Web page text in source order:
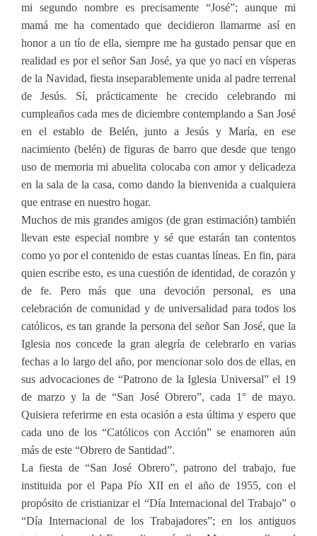
mi segundo nombre es precisamente “José”; aunque mi
mamá me ha comentado que decidieron llamarme así en
honor a un tío de ella, siempre me ha gustado pensar que en
realidad es por el señor San José, ya que yo nací en vísperas
de la Navidad, fiesta inseparablemente unida al padre terrenal
de Jesús. Sí, prácticamente he crecido celebrando mi
cumpleaños cada mes de diciembre contemplando a San José
en el establo de Belén, junto a Jesús y María, en ese
nacimiento (belén) de figuras de barro que desde que tengo
uso de memoria mi abuelita colocaba con amor y delicadeza
en la sala de la casa, como dando la bienvenida a cualquiera
que entrase en nuestro hogar.
Muchos de mis grandes amigos (de gran estimación) también
llevan este especial nombre y sé que estarán tan contentos
como yo por el contenido de estas cuantas líneas. En fin, para
quien escribe esto, es una cuestión de identidad, de corazón y
de fe. Pero más que una devoción personal, es una
celebración de comunidad y de universalidad para todos los
católicos, es tan grande la persona del señor San José, que la
Iglesia nos concede la gran alegría de celebrarlo en varias
fechas a lo largo del año, por mencionar solo dos de ellas, en
sus advocaciones de “Patrono de la Iglesia Universal” el 19
de marzo y la de “San José Obrero”, cada 1° de mayo.
Quisiera referirme en esta ocasión a esta última y espero que
cada uno de los “Católicos con Acción” se enamoren aún
más de este “Obrero de Santidad”.
La fiesta de “San José Obrero”, patrono del trabajo, fue
instituida por el Papa Pío XII en el año de 1955, con el
propósito de cristianizar el “Día Internacional del Trabajo” o
“Día Internacional de los Trabajadores”; en los antiguos